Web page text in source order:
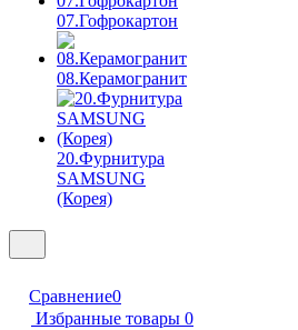
07.Гофрокартон
08.Керамогранит
20.Фурнитура
SAMSUNG
(Корея)
Сравнение0
Избранные товары 0